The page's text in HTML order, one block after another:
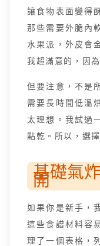
讓食物表面變得
那些需要外脆內
水果派，外皮會
我超滿意的，因
但要注意，不是
需要長時間低溫
太理想。我試過
點乾。所以，選
基礎氣
開
如果你是新手，
這些食譜材料容
理了一個表格，